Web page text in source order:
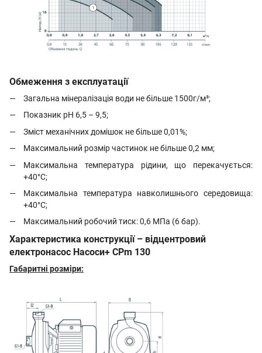
Обмеження з експлуатації
Загальна мінералізація води не більше 1500г/м³;
Показник рН 6,5 – 9,5;
Зміст механічних домішок не більше 0,01%;
Максимальний розмір частинок не більше 0,2 мм;
Максимальна температура рідини, що перекачується:
+40°С;
Максимальна температура навколишнього середовища:
+40°С;
Максимальний робочий тиск: 0,6 МПа (6 бар).
Характеристика конструкції – відцентровий
електронасос Насоси+ CPm 130
Габаритні розміри: